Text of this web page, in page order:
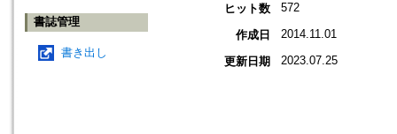
書誌管理
書き出し
ヒット数
572
作成日 2014.11.01
更新日期 2023.07.25